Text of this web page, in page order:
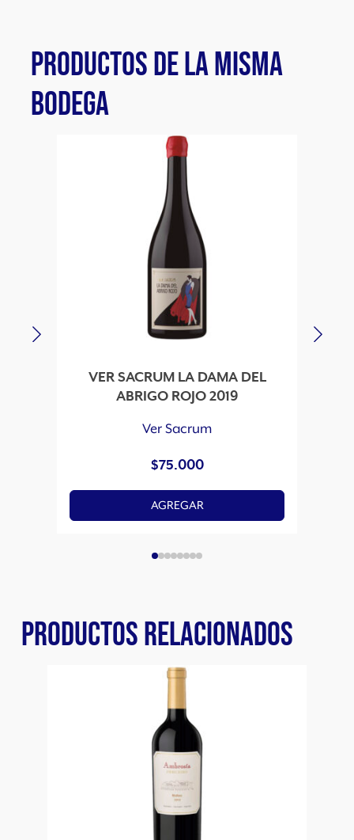
PRODUCTOS DE LA MISMA
BODEGA
VER SACRUM LA DAMA DEL
ABRIGO ROJO 2019
Ver Sacrum
$75.000
AGREGAR
PRODUCTOS RELACIONADOS